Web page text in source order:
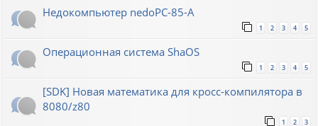
Недокомпьютер nedoPC-85-A
1 2 3 4 5
Операционная система ShaOS
1 2 3 4 5
[SDK] Новая математика для кросс-компилятора в
8080/z80
1 2 3